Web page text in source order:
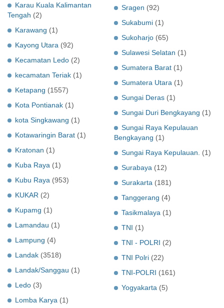
Karau Kuala Kalimantan
Tengah (2)
Karawang (1)
Kayong Utara (92)
Kecamatan Ledo (2)
kecamatan Teriak (1)
Ketapang (1557)
Kota Pontianak (1)
kota Singkawang (1)
Kotawaringin Barat (1)
Kratonan (1)
Kuba Raya (1)
Kubu Raya (953)
KUKAR (2)
Kupamg (1)
Lamandau (1)
Lampung (4)
Landak (3518)
Landak/Sanggau (1)
Ledo (3)
Lomba Karya (1)
Sragen (92)
Sukabumi (1)
Sukoharjo (65)
Sulawesi Selatan (1)
Sumatera Barat (1)
Sumatera Utara (1)
Sungai Deras (1)
Sungai Duri Bengkayang (1)
Sungai Raya Kepulauan
Bengkayang (1)
Sungai Raya Kepulauan.
(1)
Surabaya (12)
Surakarta (181)
Tanggerang (4)
Tasikmalaya (1)
TNI (1)
TNI - POLRI (2)
TNI Polri (22)
TNI-POLRI (161)
Yogyakarta (5)